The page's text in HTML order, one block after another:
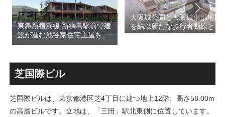
東急新横浜線 新綱島駅前で建
設が進む池谷家住宅主屋を活
用した「新綱島MICCA」！！
による新たな駅前拠点が2026
年秋誕生へ！！
大阪城公園と大阪城東部地区
を結ぶ新たな歩行者動線とな
る「大阪城公園接続デッ
表！！
芝国際ビル
芝国際ビルは、東京都港区芝4丁目に建つ地上12階、高さ58.00m
の高層ビルです。立地は、「三田」駅北東側に位置しています。